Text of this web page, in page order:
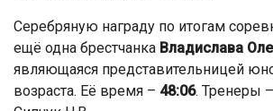
Серебряную награду по итогам
ещё одна брестчанка Владислава
являющаяся представительницей
возраста. Её время – 48:06. Тренеры